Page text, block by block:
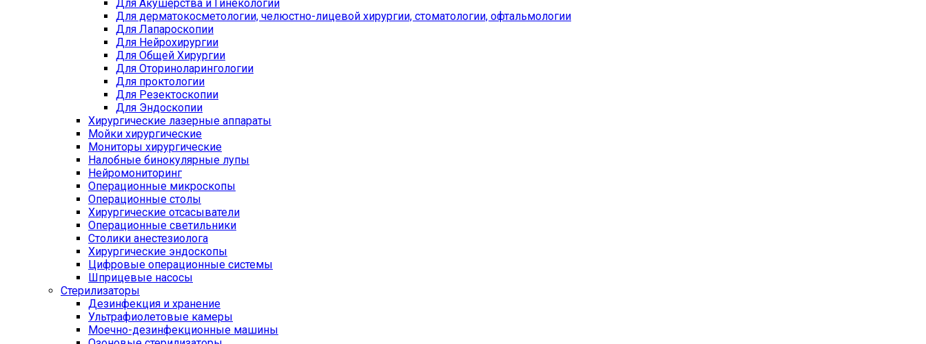
Для Акушерства и Гинекологии
Для дерматокосметологии, челюстно-лицевой хирургии, стоматологии, офтальмологии
Для Лапароскопии
Для Нейрохирургии
Для Общей Хирургии
Для Оториноларингологии
Для проктологии
Для Резектоскопии
Для Эндоскопии
Хирургические лазерные аппараты
Мойки хирургические
Мониторы хирургические
Налобные бинокулярные лупы
Нейромониторинг
Операционные микроскопы
Операционные столы
Хирургические отсасыватели
Операционные светильники
Столики анестезиолога
Хирургические эндоскопы
Цифровые операционные системы
Шприцевые насосы
Стерилизаторы
Дезинфекция и хранение
Ультрафиолетовые камеры
Моечно-дезинфекционные машины